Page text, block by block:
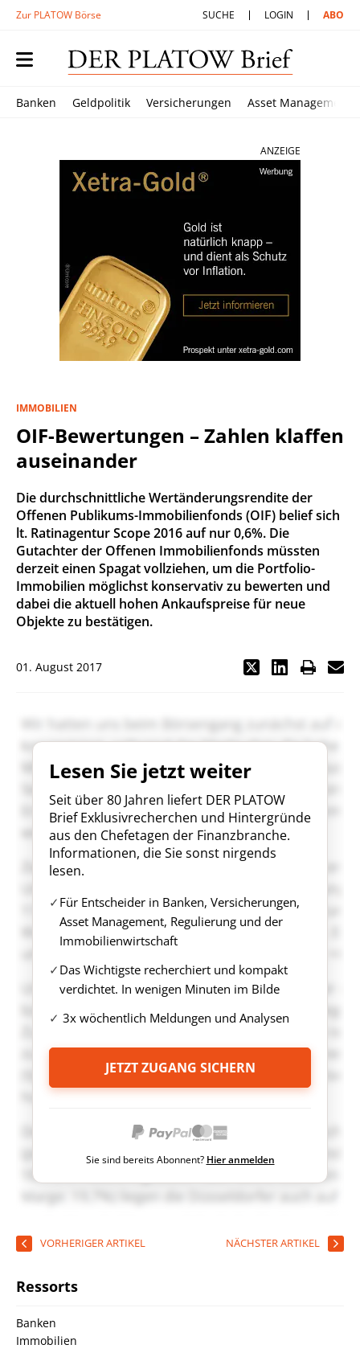
Zur PLATOW Börse SUCHE LOGIN ABO
Banken Geldpolitik Versicherungen Asset Management
ANZEIGE
IMMOBILIEN
OIF-Bewertungen – Zahlen klaffen
auseinander
Die durchschnittliche Wertänderungsrendite der
Offenen Publikums-Immobilienfonds (OIF) belief sich
lt. Ratinagentur Scope 2016 auf nur 0,6%. Die
Gutachter der Offenen Immobilienfonds müssten
derzeit einen Spagat vollziehen, um die Portfolio-
Immobilien möglichst konservativ zu bewerten und
dabei die aktuell hohen Ankaufspreise für neue
Objekte zu bestätigen.
01. August 2017
Lesen Sie jetzt weiter
Seit über 80 Jahren liefert DER PLATOW
Brief Exklusivrecherchen und Hintergründe
aus den Chefetagen der Finanzbranche.
Informationen, die Sie sonst nirgends
lesen.
Für Entscheider in Banken, Versicherungen,
Asset Management, Regulierung und der
Immobilienwirtschaft
Das Wichtigste recherchiert und kompakt
verdichtet. In wenigen Minuten im Bilde
3x wöchentlich Meldungen und Analysen
JETZT ZUGANG SICHERN
Sie sind bereits Abonnent? Hier anmelden
VORHERIGER ARTIKEL NÄCHSTER ARTIKEL
Ressorts
Banken
Immobilien